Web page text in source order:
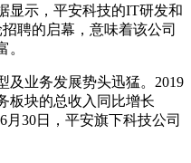
显示，平安科技的IT研发和
聘的启幕，意味着该公司
。
业务发展势头迅猛。2019
板块的总收入同比增长
月30日，平安旗下科技公司